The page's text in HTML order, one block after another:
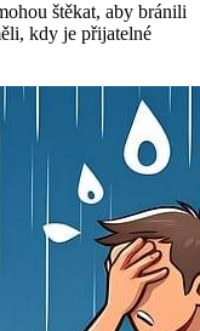
štěkat, aby bránili
kdy je přijatelné